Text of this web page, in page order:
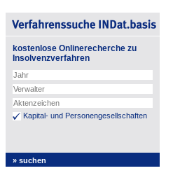
kostenlose Onlinerecherche zu
Insolvenzverfahren
Kapital- und Personengesellschaften